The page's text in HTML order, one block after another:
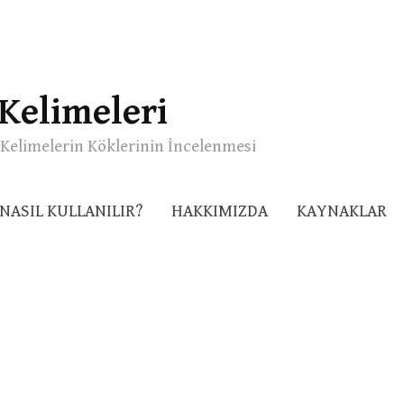
Kelimelerin Köklerinin İncelenmesi
NASIL KULLANILIR? HAKKIMIZDA KAYNAKLAR